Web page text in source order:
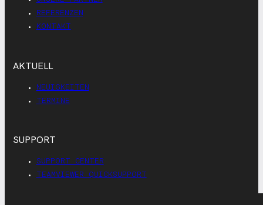
REFERENZEN
KONTAKT
AKTUELL
NEUIGKEITEN
TERMINE
SUPPORT
SUPPORT CENTER
TEAMVIEWER QUICKSUPPORT